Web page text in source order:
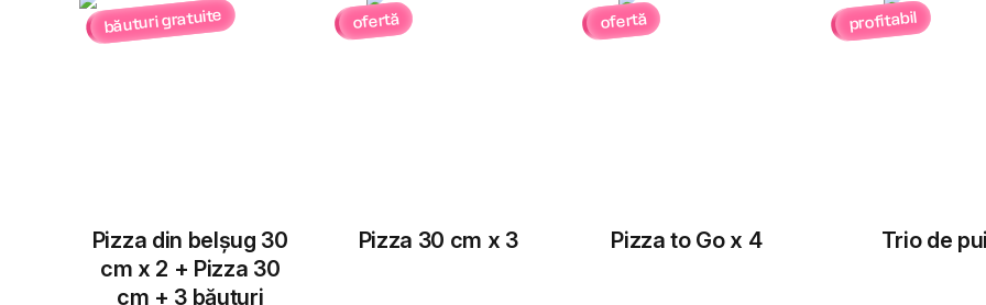
băuturi gratuite
Pizza din belșug 30
cm x 2 + Pizza 30
cm + 3 băuturi
ofertă
Pizza 30 cm x 3
ofertă
Pizza to Go x 4
profitabil
Trio de pui